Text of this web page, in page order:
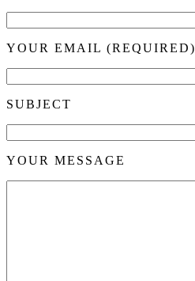
YOUR EMAIL (REQUIRED)
SUBJECT
YOUR MESSAGE